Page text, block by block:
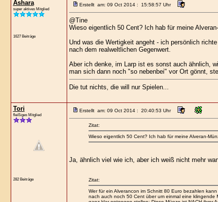
Ashara
super aktives Mitglied
1627 Beiträge
Erstellt am: 09 Oct 2014 : 15:58:57 Uhr
@Tine
Wieso eigentlich 50 Cent? Ich hab für meine
Und was die Wertigkeit angeht - ich persönlich
nach dem realweltlichen Gegenwert.
Aber ich denke, im Larp ist es sonst auch ähnlich,
man sich dann noch "so nebenbei" vor Ort gönnt,
Die tut nichts, die will nur Spielen...
Tori
fleißiges Mitglied
282 Beiträge
Erstellt am: 09 Oct 2014 : 20:40:53 Uhr
Zitat:
Wieso eigentlich 50 Cent? Ich hab für meine Alveran-
Ja, ähnlich viel wie ich, aber ich weiß nicht mehr
Zitat:
Wer für ein Alverancon im Schnitt 80 Euro bezahlen
nach auch noch 50 Cent über um einmal eine klingende